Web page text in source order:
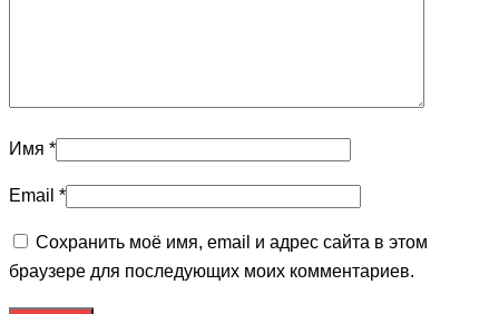
Имя *
Email *
Сохранить моё имя, email и адрес сайта в этом
браузере для последующих моих комментариев.